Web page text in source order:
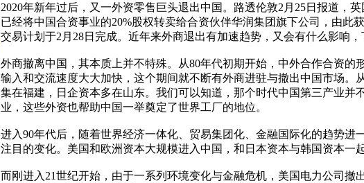
2020年新年过后，又一外资零售巨头退出中国。路透伦敦2月25日报道，
已经将中国合资事业的20%股权转卖给合资伙伴华润集团旗下公司，由此
交易计划于2月28日完成。近年来外商退出有加速趋势，又会有什么影响，
外商撤离中国，其本质上并不特殊。从80年代初期开始，中外合作合资的
输入和交流速度大大加快，这个期间就不断有外商进驻与撤出中国市场。
集在福建，日企资本多在山东。我们可以知道，那个时代中国第三产业并
业，这些外资也帮助中国一举奠定了世界工厂的地位。
进入90年代后，随着世界经济一体化、贸易集团化、金融国际化的趋势进
注目的变化。美国和欧洲资本大规模进入中国，和日本资本与韩国资本一
而刚进入21世纪开始，由于一系列环境变化与金融危机，美国电力公司撤